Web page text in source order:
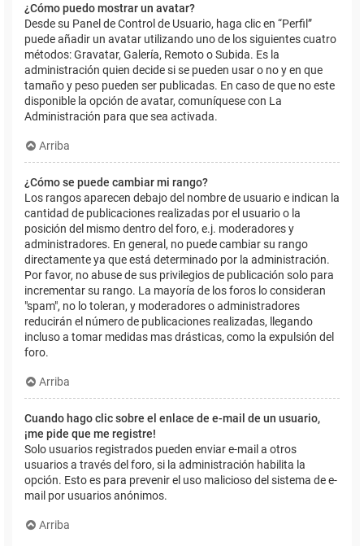
¿Cómo puedo mostrar un avatar?
Desde su Panel de Control de Usuario, haga clic en “Perfil”
puede añadir un avatar utilizando uno de los siguientes cuatro
métodos: Gravatar, Galería, Remoto o Subida. Es la
administración quien decide si se pueden usar o no y en que
tamaño y peso pueden ser publicadas. En caso de que no este
disponible la opción de avatar, comuníquese con La
Administración para que sea activada.
Arriba
¿Cómo se puede cambiar mi rango?
Los rangos aparecen debajo del nombre de usuario e indican la
cantidad de publicaciones realizadas por el usuario o la
posición del mismo dentro del foro, e.j. moderadores y
administradores. En general, no puede cambiar su rango
directamente ya que está determinado por la administración.
Por favor, no abuse de sus privilegios de publicación solo para
incrementar su rango. La mayoría de los foros lo consideran
"spam", no lo toleran, y moderadores o administradores
reducirán el número de publicaciones realizadas, llegando
incluso a tomar medidas mas drásticas, como la expulsión del
foro.
Arriba
Cuando hago clic sobre el enlace de e-mail de un usuario,
¡me pide que me registre!
Solo usuarios registrados pueden enviar e-mail a otros
usuarios a través del foro, si la administración habilita la
opción. Esto es para prevenir el uso malicioso del sistema de e-
mail por usuarios anónimos.
Arriba